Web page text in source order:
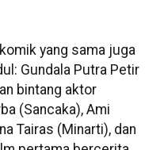
yang sama juga
Gundala Putra Petir
bintang aktor
(Sancaka), Ami
Tairas (Minarti), dan